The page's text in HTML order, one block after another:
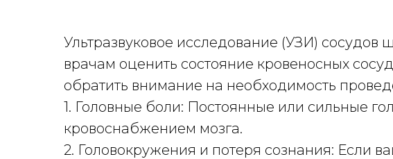
Ультразвуковое исследование (УЗИ) сосудов
врачам оценить состояние кровеносных
обратить внимание на необходимость
1. Головные боли: Постоянные или сильные
кровоснабжением мозга.
2. Головокружения и потеря сознания: Если